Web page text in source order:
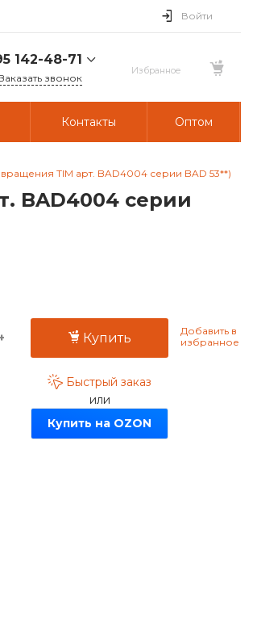
Войти
142-48-71
Заказать звонок
Контакты Оптом
TIM арт. BAD4004 серии BAD 53**)
BAD4004 серии
Купить
Быстрый заказ
или
Купить на OZON